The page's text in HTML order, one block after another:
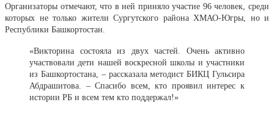
Организаторы отмечают, что в ней приняло участие 96 человек, среди
которых не только жители Сургутского района ХМАО-Югры, но и
Республики Башкортостан.
«Викторина состояла из двух частей. Очень активно
участвовали дети нашей воскресной школы и участники
из Башкортостана, – рассказала методист БИКЦ Гульсира
Абдрашитова. – Спасибо всем, кто проявил интерес к
истории РБ и всем тем кто поддержал!»